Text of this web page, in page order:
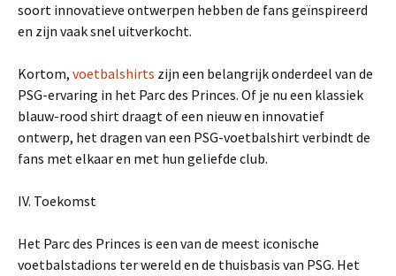
soort innovatieve ontwerpen hebben de fans geïnspireerd
en zijn vaak snel uitverkocht.
Kortom, voetbalshirts zijn een belangrijk onderdeel van de
PSG-ervaring in het Parc des Princes. Of je nu een klassiek
blauw-rood shirt draagt of een nieuw en innovatief
ontwerp, het dragen van een PSG-voetbalshirt verbindt de
fans met elkaar en met hun geliefde club.
IV. Toekomst
Het Parc des Princes is een van de meest iconische
voetbalstadions ter wereld en de thuisbasis van PSG. Het